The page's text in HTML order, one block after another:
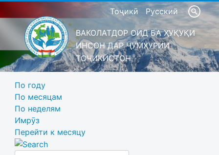
Тоҷикӣ Русский
ВАКОЛАТДОР ОИД БА ҲУҚУҚИ
ИНСОН ДАР ҶУМҲУРИИ
ТОҶИКИСТОН
По году
По месяцам
По неделям
Имрӯз
Перейти к месяцу